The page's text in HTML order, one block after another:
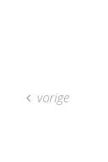
vorige